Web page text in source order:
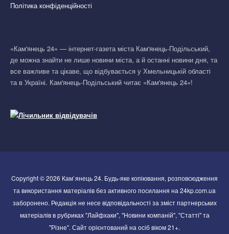
Політика конфіденційності
«Кам'янець 24» — інтернет-газета міста Кам'янець-Подільський,
де можна знайти не лише новини міста, а й останні новини дня, та
все важливе та цікаве, що відбувається у Хмельницькій області
та в Україні. Кам'янець-Подільський читає «Кам'янець 24»!
Copyright © 2026 Кам`янець 24. Будь-яке копіювання, розповсюдження
та використання матеріалів без активного посилання на 24kp.com.ua
заборонено. Редакція не несе відповідальності за зміст партнерських
матеріалів в рубриках "Лайфхаки", "Новини компаній", "Статті" та
"Різне". Сайт орієнтований на осіб віком 21+.